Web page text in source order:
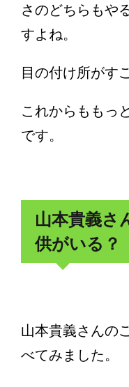
さのどちらもや
すよね。
目の付け所がす
これからももっ
です。
山本貴義さ
供がいる？
山本貴義さんの
べてみました。